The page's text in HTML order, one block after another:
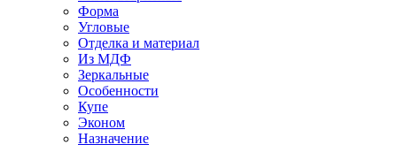
Форма
Угловые
Отделка и материал
Из МДФ
Зеркальные
Особенности
Купе
Эконом
Назначение